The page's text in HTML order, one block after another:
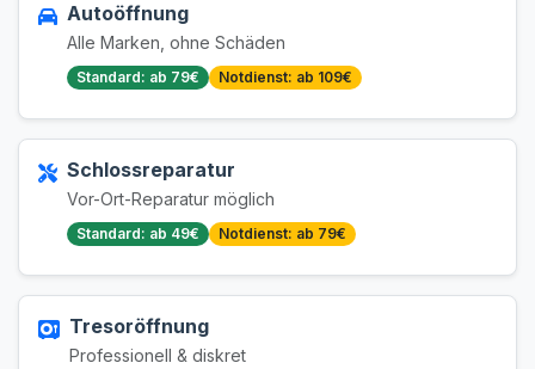
Autoöffnung
Alle Marken, ohne Schäden
Standard: ab 79€ Notdienst: ab 109€
Schlossreparatur
Vor-Ort-Reparatur möglich
Standard: ab 49€ Notdienst: ab 79€
Tresoröffnung
Professionell & diskret